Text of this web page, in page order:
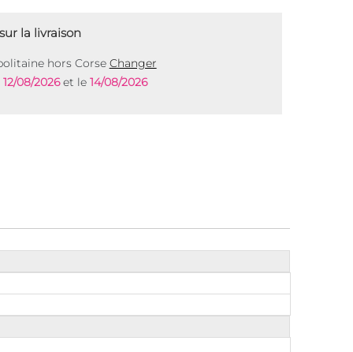
la livraison
hors Corse Changer
12/08/2026et le 14/08/2026